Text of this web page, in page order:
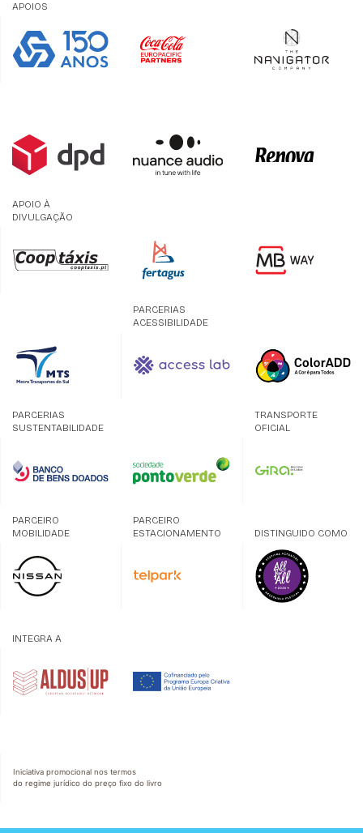
APOIOS
APOIO À
DIVULGAÇÃO
PARCERIAS
ACESSIBILIDADE
PARCERIAS
SUSTENTABILIDADE
TRANSPORTE
OFICIAL
PARCEIRO
MOBILIDADE
PARCEIRO
ESTACIONAMENTO
DISTINGUIDO COMO
INTEGRA A
Iniciativa promocional nos termos
do regime jurídico do preço fixo do livro